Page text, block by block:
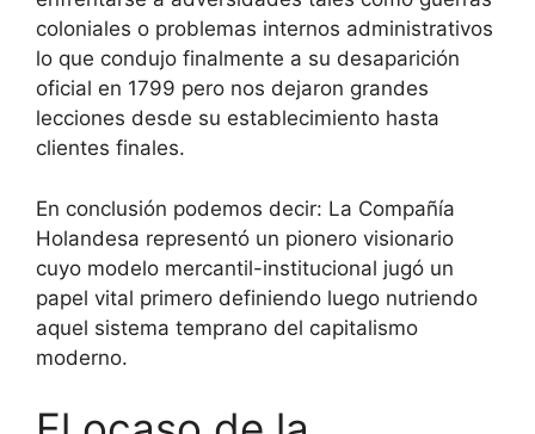
coloniales o problemas internos administrativos
lo que condujo finalmente a su desaparición
oficial en 1799 pero nos dejaron grandes
lecciones desde su establecimiento hasta
clientes finales.
En conclusión podemos decir: La Compañía
Holandesa representó un pionero visionario
cuyo modelo mercantil-institucional jugó un
papel vital primero definiendo luego nutriendo
aquel sistema temprano del capitalismo
moderno.